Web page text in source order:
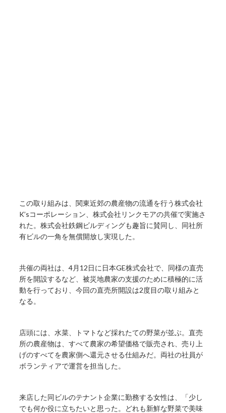
この取り組みは、関東近郊の農産物の流通を行う株式会社
K’sコーポレーション、株式会社リンクモアの共催で実施さ
れた。株式会社鉄鋼ビルディングも趣旨に賛同し、同社所
有ビルの一角を無償開放し実現した。
共催の両社は、4月12日に日本GE株式会社で、同様の直売
所を開設するなど、被災地農家の支援のために積極的に活
動を行っており、今回の直売所開設は2度目の取り組みと
なる。
店頭には、水菜、トマトなど採れたての野菜が並ぶ。直売
所の農産物は、すべて農家の希望価格で販売され、売り上
げのすべてを農家側へ還元させる仕組みだ。両社の社員が
ボランティアで運営を担当した。
来店した同ビルのテナント企業に勤務する女性は、「少し
でも何か役に立ちたいと思った。どれも新鮮な野菜で美味